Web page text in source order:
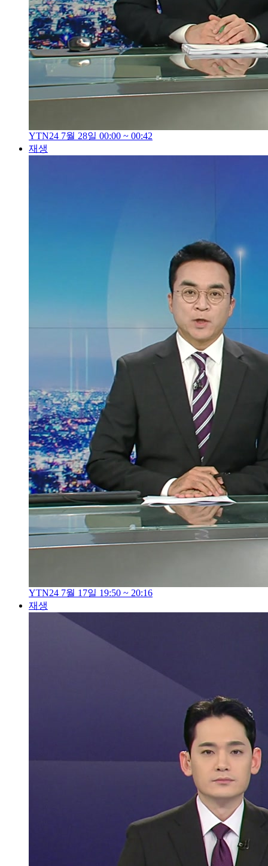
YTN24 7월 28일 00:00 ~ 00:42
재생
YTN24 7월 17일 19:50 ~ 20:16
재생